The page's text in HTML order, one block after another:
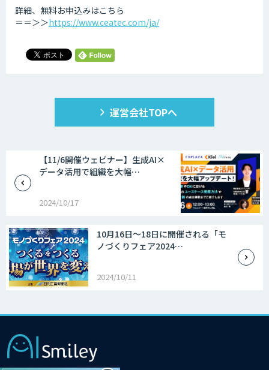
詳細、無料お申込みはこちら
＝＝＞＞https://www.ceatec.com/ja/
運営会社TOPへ
【11/6開催ウェビナー】生成AI×
データ活用で組織を大幅…
2024/10/17
10月16日～18日に開催される「モ
ノづくりフェア2024…
2024/10/11